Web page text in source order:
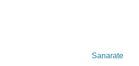
Sanarate